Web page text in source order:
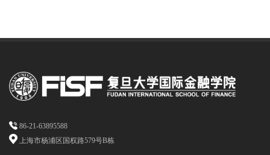
86-21-63895588
上海市杨浦区国权路579号B栋